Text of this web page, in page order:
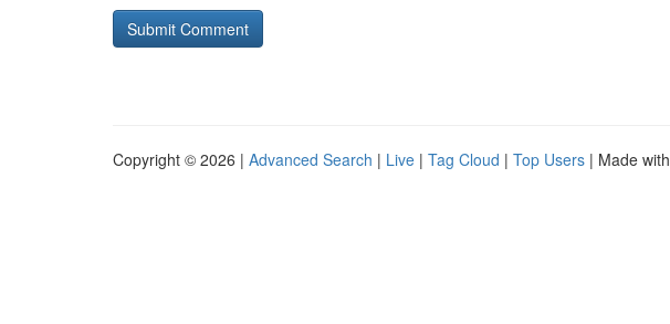
Copyright © 2026 | Advanced Search | Live | Tag Cloud | Top Users | Made with